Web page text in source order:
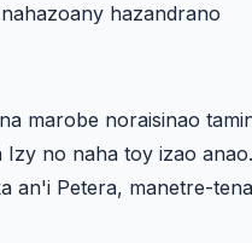
hazandrano
marobe noraisinao
Izy no naha toy izao anao.
an'i Petera, manetre-tena